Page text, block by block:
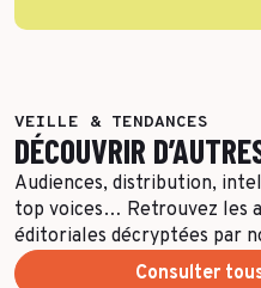
VEILLE & TENDANCES
DÉCOUVRIR
Audiences, distribution,
top voices… Retrouvez les
éditoriales décryptées par
Consulter